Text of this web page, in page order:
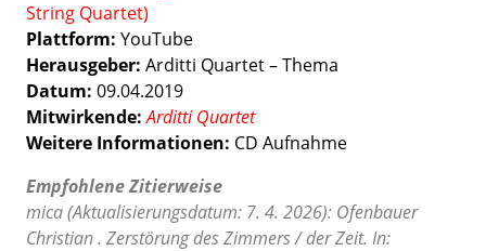
String Quartet)
Plattform: YouTube
Herausgeber: Arditti Quartet – Thema
Datum: 09.04.2019
Mitwirkende:Arditti Quartet
Weitere Informationen: CD Aufnahme
Empfohlene Zitierweise
mica (Aktualisierungsdatum: 7. 4. 2026): Ofenbauer
Christian . Zerstörung des Zimmers / der Zeit. In: